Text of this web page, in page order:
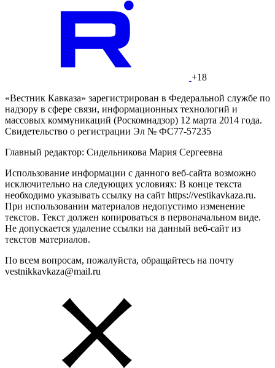
+18
«Вестник Кавказа» зарегистрирован в Федеральной службе по
надзору в сфере связи, информационных технологий и
массовых коммуникаций (Роскомнадзор) 12 марта 2014 года.
Свидетельство о регистрации Эл № ФС77-57235
Главный редактор: Сидельникова Мария Сергеевна
Использование информации с данного веб-сайта возможно
исключительно на следующих условиях: В конце текста
необходимо указывать ссылку на сайт https://vestikavkaza.ru.
При использовании материалов недопустимо изменение
текстов. Текст должен копироваться в первоначальном виде.
Не допускается удаление ссылки на данный веб-сайт из
текстов материалов.
По всем вопросам, пожалуйста, обращайтесь на почту
vestnikkavkaza@mail.ru